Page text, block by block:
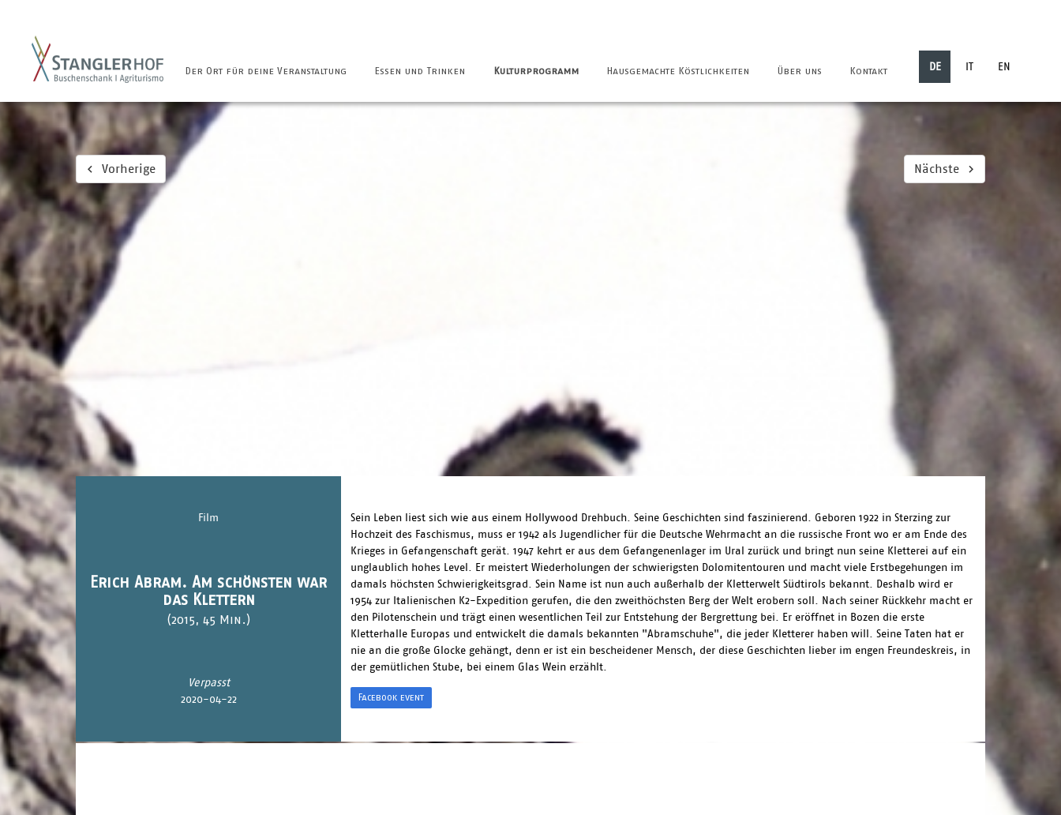
Der Ort für deine Veranstaltung Essen und Trinken Kulturprogramm Hausgemachte Köstlichkeiten Über uns Kontakt DE IT EN
Vorherige Nächste
Film
Erich Abram. Am schönsten war
das Klettern
(2015, 45 Min.)
Verpasst
2020-04-22
Sein Leben liest sich wie aus einem Hollywood Drehbuch. Seine Geschichten sind faszinierend. Geboren 1922 in Sterzing zur
Hochzeit des Faschismus, muss er 1942 als Jugendlicher für die Deutsche Wehrmacht an die russische Front wo er am Ende des
Krieges in Gefangenschaft gerät. 1947 kehrt er aus dem Gefangenenlager im Ural zurück und bringt nun seine Kletterei auf ein
unglaublich hohes Level. Er meistert Wiederholungen der schwierigsten Dolomitentouren und macht viele Erstbegehungen im
damals höchsten Schwierigkeitsgrad. Sein Name ist nun auch außerhalb der Kletterwelt Südtirols bekannt. Deshalb wird er
1954 zur Italienischen K2-Expedition gerufen, die den zweithöchsten Berg der Welt erobern soll. Nach seiner Rückkehr macht er
den Pilotenschein und trägt einen wesentlichen Teil zur Entstehung der Bergrettung bei. Er eröffnet in Bozen die erste
Kletterhalle Europas und entwickelt die damals bekannten "Abramschuhe", die jeder Kletterer haben will. Seine Taten hat er
nie an die große Glocke gehängt, denn er ist ein bescheidener Mensch, der diese Geschichten lieber im engen Freundeskreis, in
der gemütlichen Stube, bei einem Glas Wein erzählt.
Facebook event